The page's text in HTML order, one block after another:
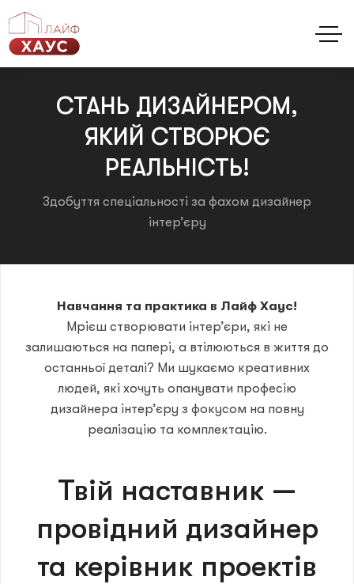
ПОСЛУГИ ПОРТФОЛІО КАЛЬКУЛЯТОР
Телефонуйте
СТАНЬ ДИЗАЙНЕРОМ,
ЯКИЙ СТВОРЮЄ
РЕАЛЬНІСТЬ!
Здобуття спеціальності за фахом дизайнер
інтер’єру
Навчання та практика в Лайф Хаус!
Мрієш створювати інтер’єри, які не
залишаються на папері, а втілюються в життя до
останньої деталі? Ми шукаємо креативних
людей, які хочуть опанувати професію
дизайнера інтер’єру з фокусом на повну
реалізацію та комплектацію.
Твій наставник —
провідний дизайнер
та керівник проектів